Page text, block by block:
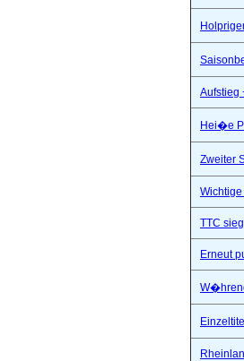
Aufstieg
Hei�e
Zweiter
TTC
Erneut